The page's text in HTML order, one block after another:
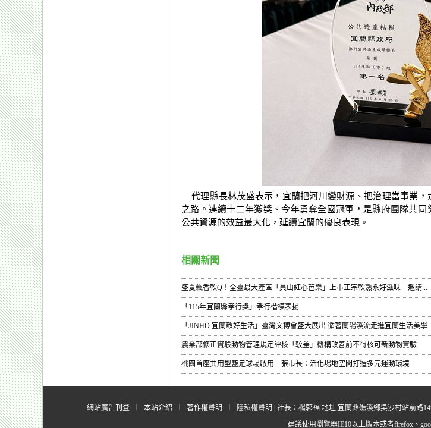
代理縣長林茂盛表示，宜蘭把河川變財源、把治理當事業，
之路。連續十二年獲獎、今年勇奪全國冠軍，是縣府團隊共
公共資源的效益最大化，延續宜蘭的優良表現。
相關新聞
盛夏飄香軟Q！全臺最大產區「員山紅心芭樂」上市正宗軟熟系好滋味 邀請...
「115年宜蘭縣孝行獎」孝行楷模表揚
「JINHO 宜蘭敬好生活」臺灣文博會盛大展出 循著蘭陽溪流走進宜蘭生活美學
農業部修正實驗動物管理規定評核「較差」機構改善前不得核可新動物實驗
桃園首座共用型籃足球場啟用 張市長：活化場地空間打造多元運動環境
網站廣告刊登 本站介紹 著作權聲明 隱私權聲明 | 社長：楊郭福 地址:宜蘭縣礁溪鄉吳沙村站前路
建議使用瀏覽器IE10以上版本或者firefox、